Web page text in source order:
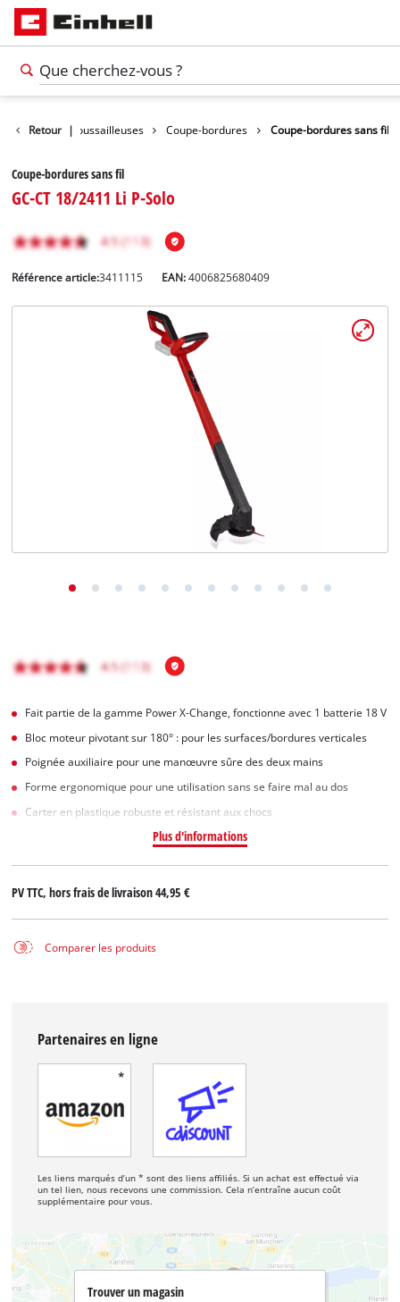
Retour |
/ Débroussailleuses Coupe-bordures Coupe-bordures sans fil
Coupe-bordures sans fil
GC-CT 18/2411 Li P-Solo
Référence article:3411115 EAN:4006825680409
Fait partie de la gamme Power X-Change, fonctionne avec 1 batterie 18 V
Bloc moteur pivotant sur 180° : pour les surfaces/bordures verticales
Poignée auxiliaire pour une manœuvre sûre des deux mains
Forme ergonomique pour une utilisation sans se faire mal au dos
Carter en plastique robuste et résistant aux chocs
Plus d'informations
PV TTC, hors frais de livraison44,95 €
Comparer les produits
Partenaires en ligne
Les liens marqués d’un * sont des liens affiliés. Si un achat est effectué via
un tel lien, nous recevons une commission. Cela n’entraîne aucun coût
supplémentaire pour vous.
Trouver un magasin